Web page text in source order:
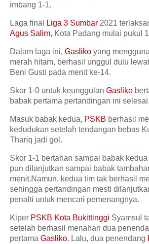
imbang 1-1.
Laga final Liga 3 Sumbar 2021
Agus Salim, Kota Padang mulai pukul
Dalam laga ini, Gasliko yang
merah hitam, berhasil unggul dulu
Beni Gusti pada menit ke-14.
Skor 1-0 untuk keunggulan Gasliko
babak pertama pertandingan ini selesai.
Masuk babak kedua, PSKB berhasil
kedudukan setelah tendangan bebas
Thariq jadi gol.
Skor 1-1 bertahan sampai babak
pun dilanjutkan sampai babak
menit.Namun, kedua tim tak berhasil
sehingga pertandingan mesti
penalti untuk mencari pemenangnya.
Kiper PSKB Kota Bukittinggi Syamsul
setelah berhasil menahan dua
pertama Gasliko. Lalu, dua penendang